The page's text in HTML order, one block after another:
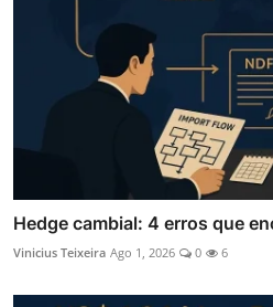
Hedge cambial: 4 erros que
Vinicius Teixeira Ago 1, 2026 0 6